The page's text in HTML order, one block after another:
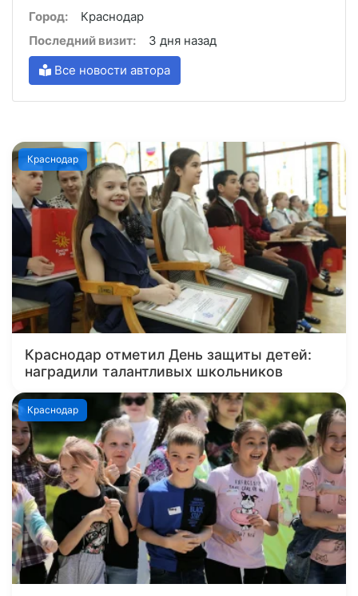
Город:
Краснодар
Последний визит:
3 дня назад
Все новости автора
Краснодар
Краснодар отметил День защиты детей:
наградили талантливых школьников
Краснодар